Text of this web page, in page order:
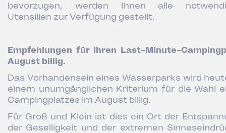
bevorzugen, werden Ihnen alle
Utensilien zur Verfügung gestellt.
Empfehlungen für Ihren Last-Minute-
August billig.
Das Vorhandensein eines Wasserparks wird
einem unumgänglichen Kriterium für die Wahl
Campingplatzes im August billig.
Für Groß und Klein ist dies ein Ort der
der Geselligkeit und der extremen